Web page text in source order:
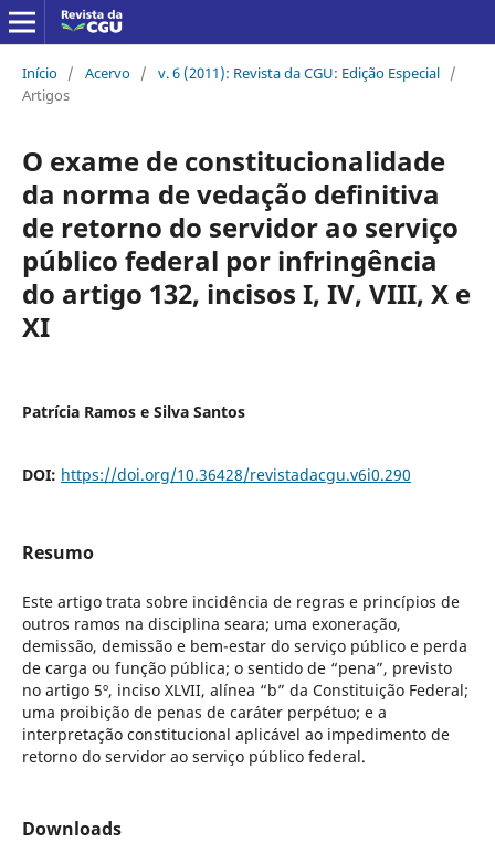
Início / Acervo / v. 6 (2011): Revista da CGU: Edição Especial /
Artigos
O exame de constitucionalidade
da norma de vedação definitiva
de retorno do servidor ao serviço
público federal por infringência
do artigo 132, incisos I, IV, VIII, X e
XI
Patrícia Ramos e Silva Santos
DOI: https://doi.org/10.36428/revistadacgu.v6i0.290
Resumo
Este artigo trata sobre incidência de regras e princípios de
outros ramos na disciplina seara; uma exoneração,
demissão, demissão e bem-estar do serviço público e perda
de carga ou função pública; o sentido de “pena”, previsto
no artigo 5º, inciso XLVII, alínea “b” da Constituição Federal;
uma proibição de penas de caráter perpétuo; e a
interpretação constitucional aplicável ao impedimento de
retorno do servidor ao serviço público federal.
Downloads